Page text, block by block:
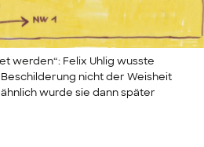
werden“: Felix Uhlig wusste
nicht der Weisheit
wurde sie dann später